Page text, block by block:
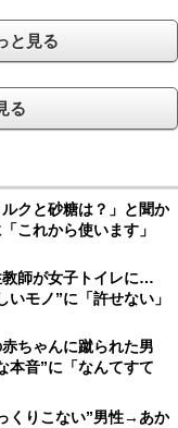
と見る
る
クと砂糖は？」と聞か
これから使います」
教師が女子トイレに…
モノ”に「許せない」
ちゃんに蹴られた男
音”に「なんてすて
くりこない”男性→あか